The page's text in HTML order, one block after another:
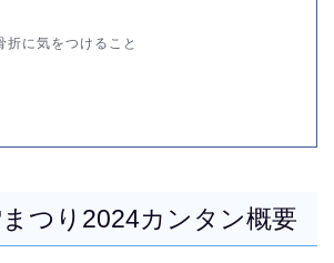
折に気をつけること
つり2024カンタン概要